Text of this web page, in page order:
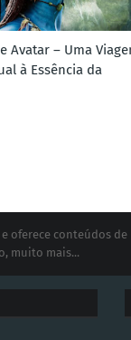
Avatar – Uma
à Essência da
oferece conteúdos de
muito mais...